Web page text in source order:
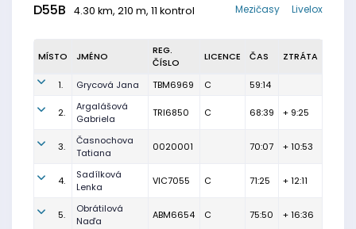
D55B 4.30 km, 210 m, 11 kontrol Livelox
Mezičasy
MÍSTO JMÉNO
REG.
ČÍSLO
LICENCE ČAS ZTRÁTA
1. Grycová Jana TBM6969 C 59:14
2.
Argalášová
Gabriela
TRI6850 C 68:39 + 9:25
3.
Časnochova
Tatiana
0020001 70:07 + 10:53
4.
Sadílková
Lenka
VIC7055 C 71:25 + 12:11
5.
Obrátilová
Naďa
ABM6654 C 75:50 + 16:36